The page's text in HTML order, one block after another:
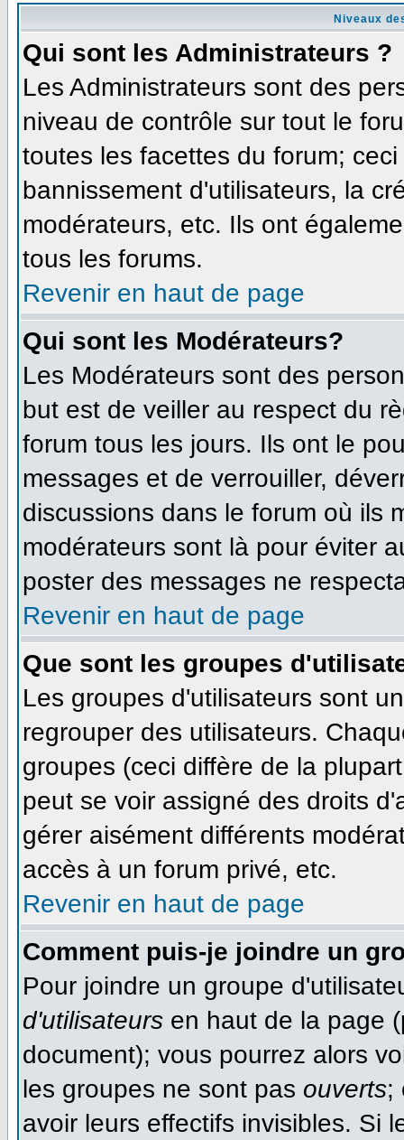
Niveaux
Qui sont les Administrateurs ?
Les Administrateurs sont des
niveau de contrôle sur tout le
toutes les facettes du forum;
bannissement d'utilisateurs, la
modérateurs, etc. Ils ont
tous les forums.
Revenir en haut de page
Qui sont les Modérateurs?
Les Modérateurs sont des
but est de veiller au respect du
forum tous les jours. Ils ont le
messages et de verrouiller,
discussions dans le forum où ils
modérateurs sont là pour éviter
poster des messages ne
Revenir en haut de page
Que sont les groupes
Les groupes d'utilisateurs sont
regrouper des utilisateurs.
groupes (ceci diffère de la
peut se voir assigné des droits
gérer aisément différents
accès à un forum privé, etc.
Revenir en haut de page
Comment puis-je joindre un
Pour joindre un groupe
d'utilisateurs en haut de la page
document); vous pourrez alors
les groupes ne sont pas ouverts;
avoir leurs effectifs invisibles. Si